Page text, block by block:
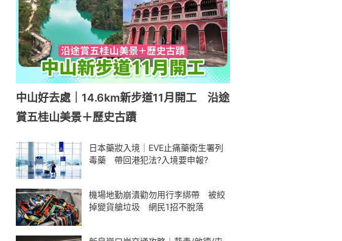
中山好去處｜14.6km新步道11月開工 沿途
賞五桂山美景＋歷史古蹟
日本藥妝入境｜EVE止痛藥衛生署列
毒藥 帶回港犯法?入境要申報?
機場地勤崩潰勸勿用行李綁帶 被絞
掉變貨艙垃圾 網民1招不脫落